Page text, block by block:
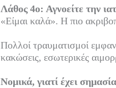
Λάθος 4ο: Αγνοείτε την
«Είμαι καλά». Η πιο
Πολλοί τραυματισμοί
κακώσεις, εσωτερικές
Νομικά, γιατί έχει